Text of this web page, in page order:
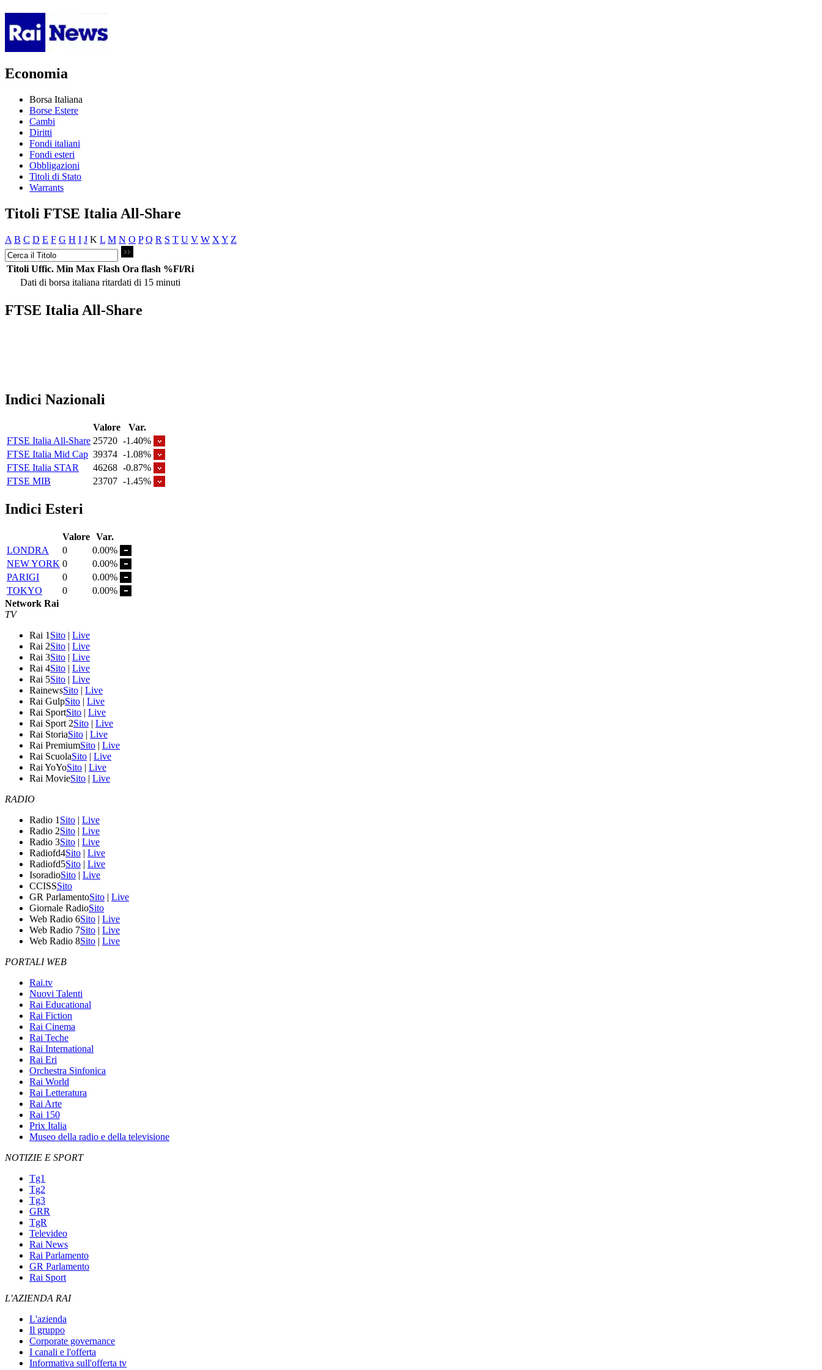
Economia
Borsa Italiana
Borse Estere
Cambi
Diritti
Fondi italiani
Fondi esteri
Obbligazioni
Titoli di Stato
Warrants
Titoli FTSE Italia All-Share
A B C D E F G H I J K L M N O P Q R S T U V W X Y Z
Titoli Uffic. Min Max Flash Ora flash %Fl/Ri
Dati di borsa italiana ritardati di 15 minuti
FTSE Italia All-Share
Indici Nazionali
Valore
Var.
FTSE Italia All-Share 25720 -1.40%
FTSE Italia Mid Cap 39374 -1.08%
FTSE Italia STAR
46268 -0.87%
FTSE MIB
23707 -1.45%
Indici Esteri
Valore Var.
LONDRA
0
0.00%
NEW YORK 0
0.00%
PARIGI
0
0.00%
TOKYO
0
0.00%
Network Rai
TV
Rai 1 Sito | Live
Rai 2Sito | Live
Rai 3Sito | Live
Rai 4Sito | Live
Rai 5Sito | Live
RainewsSito | Live
Rai GulpSito | Live
Rai SportSito | Live
Rai Sport 2Sito | Live
Rai StoriaSito | Live
Rai PremiumSito | Live
Rai ScuolaSito | Live
Rai YoYoSito | Live
Rai MovieSito | Live
RADIO
Radio 1 Sito | Live
Radio 2Sito | Live
Radio 3Sito | Live
Radiofd4Sito | Live
Radiofd5Sito | Live
IsoradioSito | Live
CCISSSito
GR ParlamentoSito | Live
Giornale RadioSito
Web Radio 6Sito | Live
Web Radio 7Sito | Live
Web Radio 8Sito | Live
PORTALI WEB
Rai.tv
Nuovi Talenti
Rai Educational
Rai Fiction
Rai Cinema
Rai Teche
Rai International
Rai Eri
Orchestra Sinfonica
Rai World
Rai Letteratura
Rai Arte
Rai 150
Prix Italia
Museo della radio e della televisione
NOTIZIE E SPORT
Tg1
Tg2
Tg3
GRR
TgR
Televideo
Rai News
Rai Parlamento
GR Parlamento
Rai Sport
L'AZIENDA RAI
L'azienda
Il gruppo
Corporate governance
I canali e l'offerta
Informativa sull'offerta tv